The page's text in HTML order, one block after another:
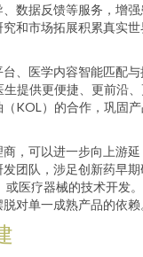
数据反馈等服务，增强
和市场拓展积累真实世
、医学内容智能匹配与
提供更便捷、更前沿
KOL）的合作，巩固
，可以进一步向上游延
团队，涉足创新药早期
或医疗器械的技术开发
对单一成熟产品的依赖